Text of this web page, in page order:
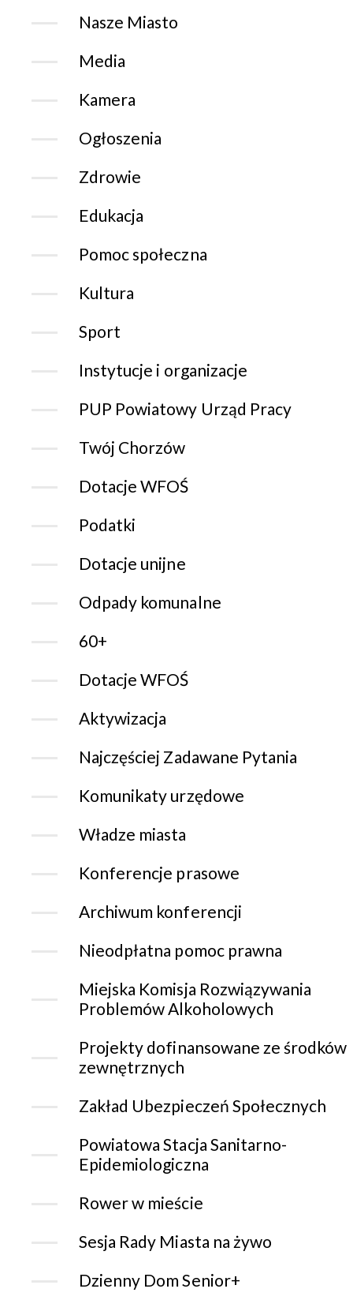
Nasze Miasto
Media
Kamera
Ogłoszenia
Zdrowie
Edukacja
Pomoc społeczna
Kultura
Sport
Instytucje i organizacje
PUP Powiatowy Urząd Pracy
Twój Chorzów
Dotacje WFOŚ
Podatki
Dotacje unijne
Odpady komunalne
60+
Dotacje WFOŚ
Aktywizacja
Najczęściej Zadawane Pytania
Komunikaty urzędowe
Władze miasta
Konferencje prasowe
Archiwum konferencji
Nieodpłatna pomoc prawna
Miejska Komisja Rozwiązywania
Problemów Alkoholowych
Projekty dofinansowane ze środków
zewnętrznych
Zakład Ubezpieczeń Społecznych
Powiatowa Stacja Sanitarno-
Epidemiologiczna
Rower w mieście
Sesja Rady Miasta na żywo
Dzienny Dom Senior+